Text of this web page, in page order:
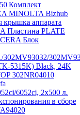
|Комплект
MINOLTA Bizhub
аппарата
Пластина PLATE
Блок
5315K) Black, 24K
302NR04010|
6052ci, 2х500 л.
в сборе